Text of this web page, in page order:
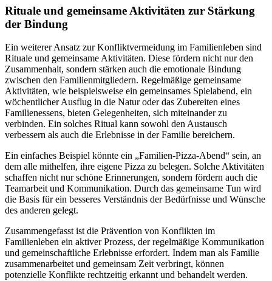
Rituale und gemeinsame Aktivitäten zur Stärkung
der Bindung
Ein weiterer Ansatz zur Konfliktvermeidung im Familienleben sind
Rituale und gemeinsame Aktivitäten. Diese fördern nicht nur den
Zusammenhalt, sondern stärken auch die emotionale Bindung
zwischen den Familienmitgliedern. Regelmäßige gemeinsame
Aktivitäten, wie beispielsweise ein gemeinsames Spielabend, ein
wöchentlicher Ausflug in die Natur oder das Zubereiten eines
Familienessens, bieten Gelegenheiten, sich miteinander zu
verbinden. Ein solches Ritual kann sowohl den Austausch
verbessern als auch die Erlebnisse in der Familie bereichern.
Ein einfaches Beispiel könnte ein „Familien-Pizza-Abend“ sein, an
dem alle mithelfen, ihre eigene Pizza zu belegen. Solche Aktivitäten
schaffen nicht nur schöne Erinnerungen, sondern fördern auch die
Teamarbeit und Kommunikation. Durch das gemeinsame Tun wird
die Basis für ein besseres Verständnis der Bedürfnisse und Wünsche
des anderen gelegt.
Zusammengefasst ist die Prävention von Konflikten im
Familienleben ein aktiver Prozess, der regelmäßige Kommunikation
und gemeinschaftliche Erlebnisse erfordert. Indem man als Familie
zusammenarbeitet und gemeinsam Zeit verbringt, können
potenzielle Konflikte rechtzeitig erkannt und behandelt werden.